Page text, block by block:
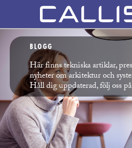
BLOGG
Här finns tekniska artiklar,
nyheter om arkitektur och
Håll dig uppdaterad, följ oss på